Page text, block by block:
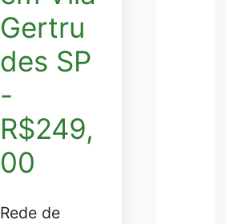
Gertru
des SP
-
R$249,
00
Rede de